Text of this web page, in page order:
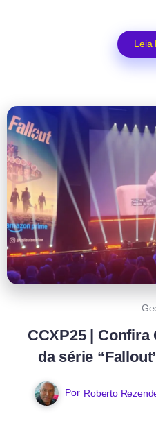
Leia
CCXP25 |
da série
Por Roberto